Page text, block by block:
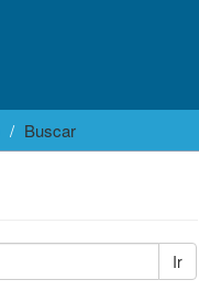
Buscar
Ir